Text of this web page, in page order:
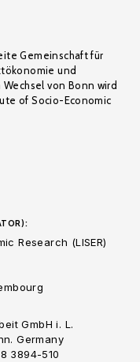
Gemeinschaft für
und
von Bonn wird
of Socio-Economic
Research (LISER)
GmbH i. L.
Germany
3894-510